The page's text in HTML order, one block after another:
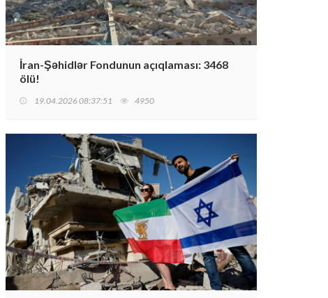
İran-Şəhidlər Fondunun açıqlaması: 3468
ölü!
19.04.2026 08:37:51 4950